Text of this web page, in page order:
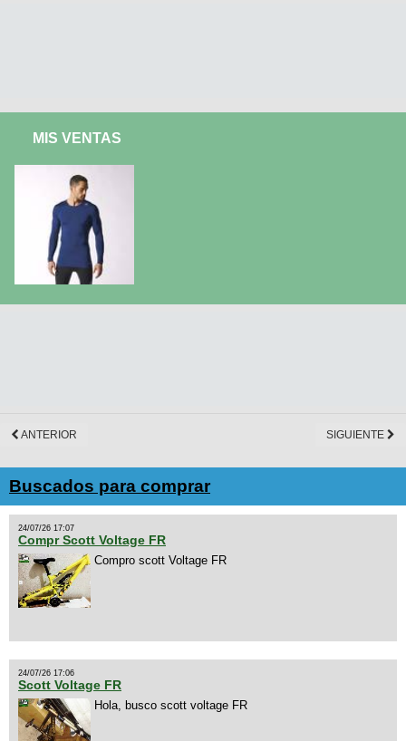
MIS VENTAS
ANTERIOR SIGUIENTE
Buscados para comprar
24/07/26 17:07
Compr Scott Voltage FR
Compro scott Voltage FR
24/07/26 17:06
Scott Voltage FR
Hola, busco scott voltage FR